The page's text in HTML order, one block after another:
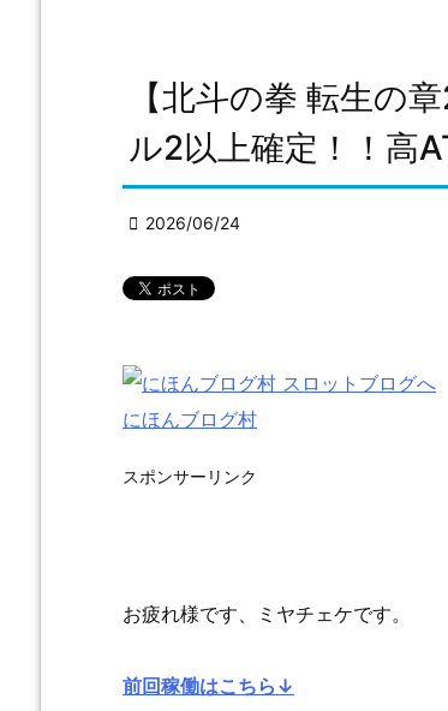
【北斗の拳 転生の
ル2以上確定！！高
 2026/06/24
にほんブログ村
スポンサーリンク
お疲れ様です、ミヤチェケです。
前回稼働はこちら↓